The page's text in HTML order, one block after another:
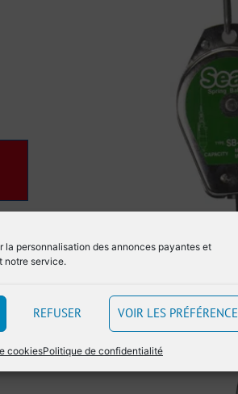
la personnalisation des annonces payantes et
notre service.
REFUSER VOIR LES
cookiesPolitique de confidentialité